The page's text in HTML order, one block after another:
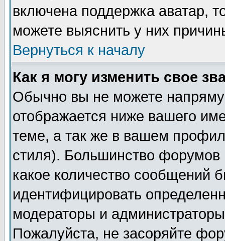
включена поддержка аватар,
можете выяснить у них
Вернуться к началу
Как я могу изменить свое
Обычно вы не можете
отображается ниже вашего
теме, а так же в вашем
стиля). Большинство форумов
какое количество сообщений
идентифицировать
модераторы и
Пожалуйста, не засоряйте